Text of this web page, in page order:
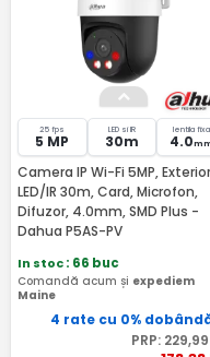
25 fps
5 MP
LED si IR
30m
lentila fixa
4.0
Camera IP Wi-Fi 5MP,
LED/IR 30m, Card, Microfon,
Difuzor, 4.0mm, SMD Plus -
Dahua P5AS-PV
In stoc: 66 buc
Comandă acum și expediem
Maine
4 rate cu 0%
PRP: 229,99